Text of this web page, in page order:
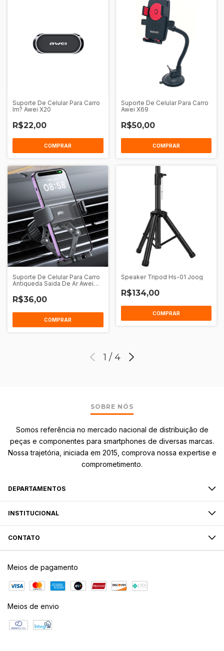
Suporte De Celular Para Carro
Im? Awei X20
R$22,00
COMPRAR
Suporte De Celular Para Carro
Awei X69
R$50,00
COMPRAR
Suporte De Celular Para Carro
Antiqueda Saida De Ar Awei
R$36,00
COMPRAR
Speaker Tripod Hs-01 Joog
R$134,00
COMPRAR
1 / 4
SOBRE NÓS
Somos referência no mercado nacional de distribuição de
peças e componentes para smartphones de diversas marcas.
Nossa trajetória, iniciada em 2015, comprova nossa expertise e
comprometimento.
DEPARTAMENTOS
INSTITUCIONAL
CONTATO
Meios de pagamento
Meios de envio